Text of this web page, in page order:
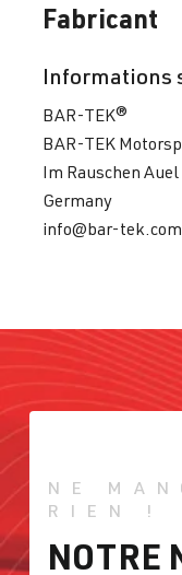
Fabricant
Informations
BAR-TEK®
BAR-TEK
Im Rauschen
Germany
info@bar-tek.com
NE
RIEN !
NOTRE